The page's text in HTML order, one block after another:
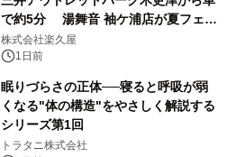
で約5分 湯舞音 袖ケ浦店が夏フェア
メニューを提供
株式会社楽久屋
1日前
眠りづらさの正体──寝ると呼吸が弱
くなる"体の構造"をやさしく解説する
シリーズ第1回
トラタニ株式会社